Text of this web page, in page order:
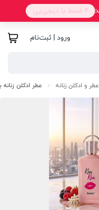
ورود | ثبت‌نام
عطر و ادکلن زنانه / عطر ادکلن زنانه